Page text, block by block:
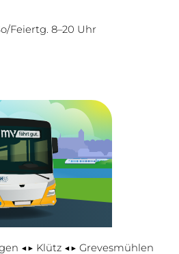
Feiertg. 8–20 Uhr
◀▶ Klütz ◀▶ Grevesmühlen